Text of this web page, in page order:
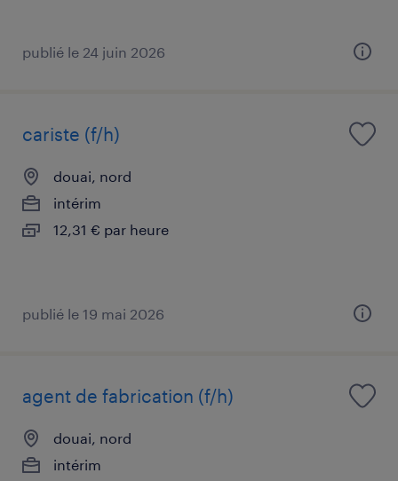
publié le 24 juin 2026
cariste (f/h)
douai, nord
intérim
12,31 € par heure
publié le 19 mai 2026
agent de fabrication (f/h)
douai, nord
intérim